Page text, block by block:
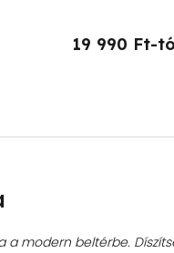
19 990 Ft-
a modern beltérbe.